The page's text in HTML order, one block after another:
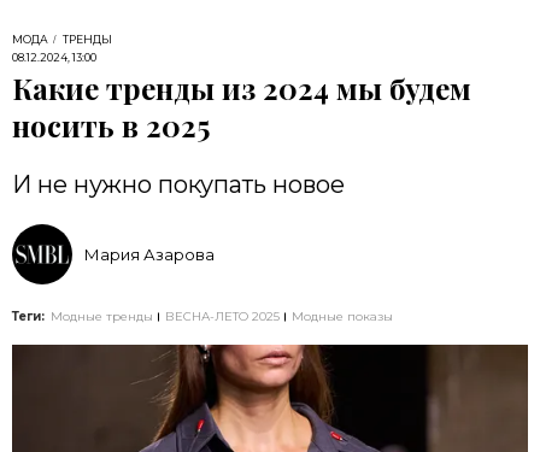
МОДА
ТРЕНДЫ
08.12.2024, 13:00
Какие тренды из 2024 мы будем
носить в 2025
И не нужно покупать новое
Мария Азарова
Теги: Модные тренды ВЕСНА-ЛЕТО 2025 Модные показы